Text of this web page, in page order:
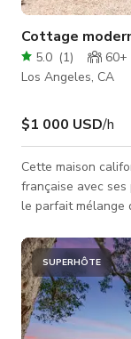
Cottage
5.0 (1) 60+
Los Angeles, CA
$1 000 USD/h
Cette maison
française avec
le parfait mélange
fois confortables
cheminée à bois,
recouverts de plus
et bien sûr, la
SUPERHÔTE